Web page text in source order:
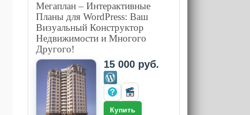
Мегаплан – Интерактивные
Планы для WordPress: Ваш
Визуальный Конструктор
Недвижимости и Многого
Другого!
15 000 руб.
Купить